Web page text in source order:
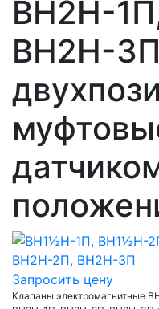
ВН2Н-
ВН2Н-3П
Запросить цену
Клапаны